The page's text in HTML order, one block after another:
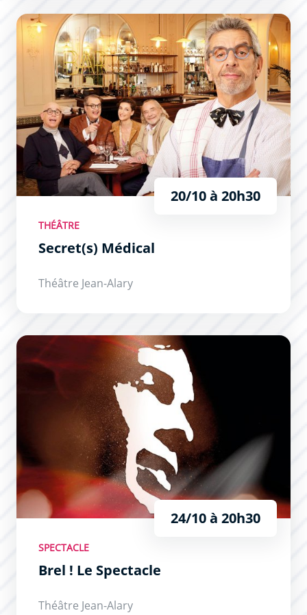
Secret(s) Médical
20/10 à 20h30
THÉÂTRE
Secret(s) Médical
Théâtre Jean-Alary
Brel ! Le Spectacle
24/10 à 20h30
SPECTACLE
Brel ! Le Spectacle
Théâtre Jean-Alary